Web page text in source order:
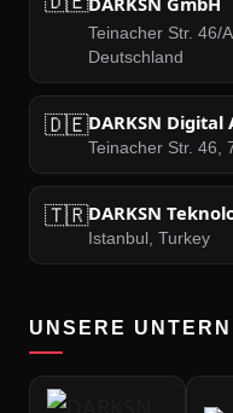
Teinacher Str. 46/
Deutschland
🇩🇪DARKSN Digital
Teinacher Str. 46,
🇹🇷DARKSN
Istanbul, Turkey
UNSERE